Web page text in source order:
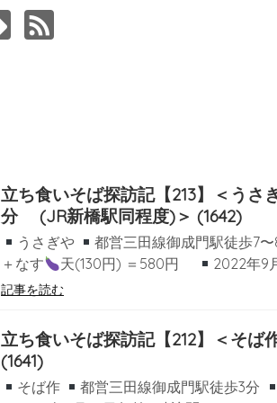
立ち食いそば探訪記【213】＜うさ
分 (JR新橋駅同程度)＞ (1642)
うさぎや 都営三田線御成門駅徒歩7
＋なす
天(130円) ＝580円 2022年9
記事を読む
立ち食いそば探訪記【212】＜そば
(1641)
そば作 都営三田線御成門駅徒歩3分